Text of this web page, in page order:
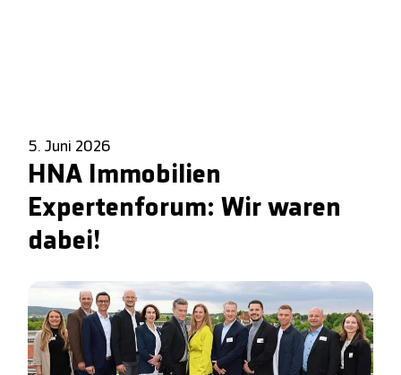
5. Juni 2026
HNA Immobilien
Expertenforum: Wir waren
dabei!